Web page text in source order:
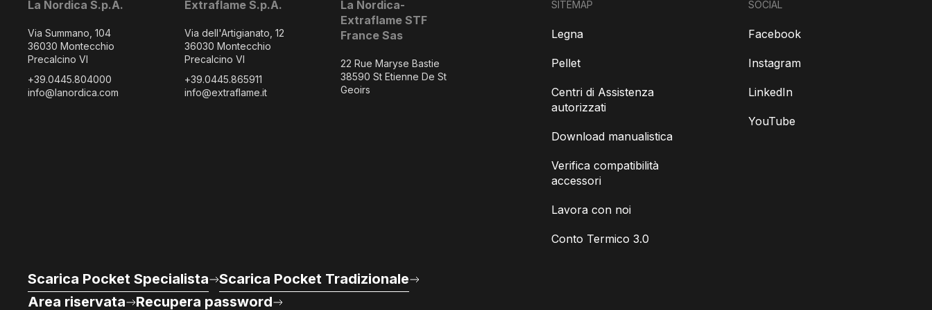
La Nordica S.p.A.
Via Summano, 104
36030 Montecchio
Precalcino VI
+39.0445.804000
info@lanordica.com
Extraflame S.p.A.
Via dell'Artigianato, 12
36030 Montecchio
Precalcino VI
+39.0445.865911
info@extraflame.it
La Nordica-
Extraflame STF
France Sas
22 Rue Maryse Bastie
38590 St Etienne De St
Geoirs
Scarica Pocket Specialista
Scarica Pocket Tradizionale
Area riservata
Recupera password
SITEMAP
Legna
Pellet
Centri di Assistenza
autorizzati
Download manualistica
Verifica compatibilità
accessori
Lavora con noi
Conto Termico 3.0
SOCIAL
Facebook
Instagram
LinkedIn
YouTube